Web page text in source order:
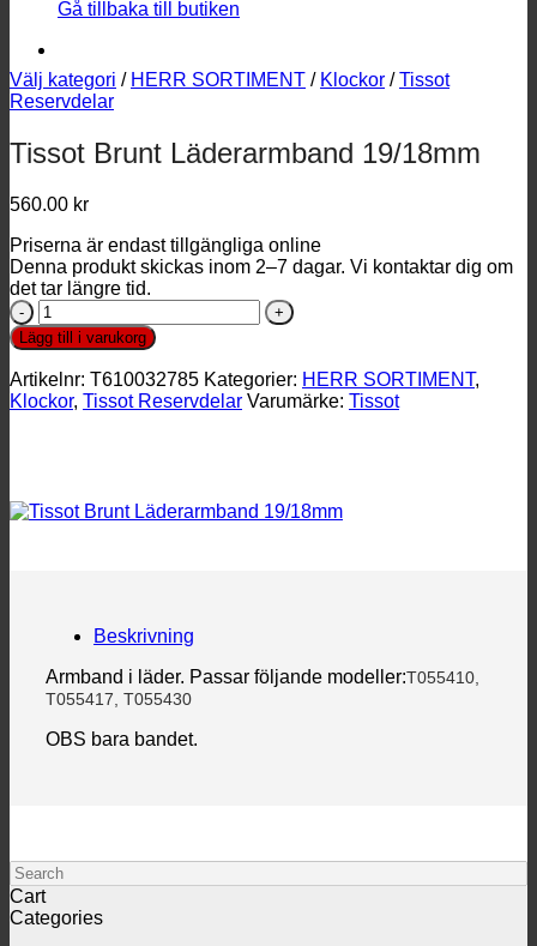
Gå tillbaka till butiken
Välj kategori / HERR SORTIMENT / Klockor / Tissot
Reservdelar
Tissot Brunt Läderarmband 19/18mm
560.00 kr
Priserna är endast tillgängliga online
Denna produkt skickas inom 2–7 dagar. Vi kontaktar dig om
det tar längre tid.
Tissot
Brunt
Läderarmband
19/18mm
mängd
Lägg till i varukorg
Artikelnr: T610032785 Kategorier: HERR SORTIMENT,
Klockor, Tissot Reservdelar Varumärke: Tissot
Beskrivning
Armband i läder. Passar följande modeller:T055410,
T055417, T055430
OBS bara bandet.
Search
Cart
Categories